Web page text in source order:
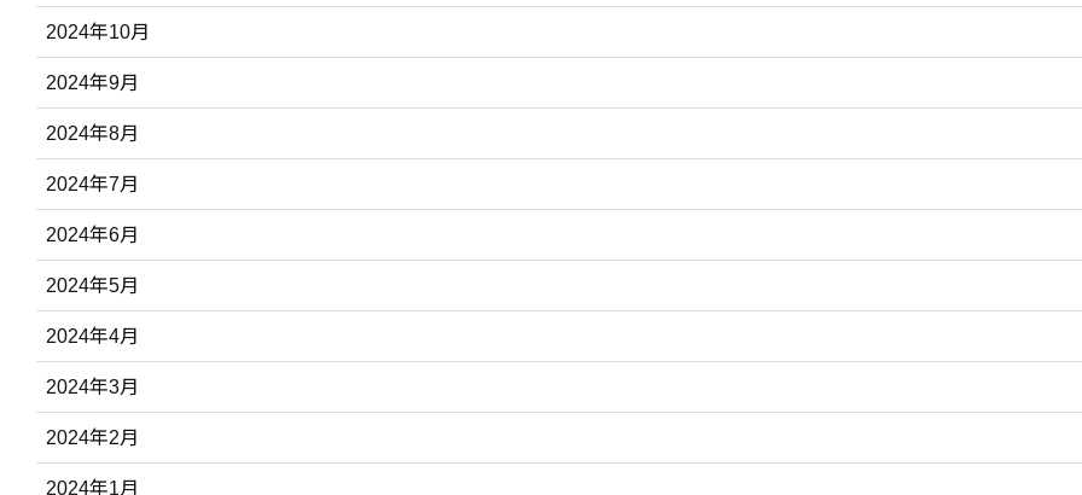
2024年10月
2024年9月
2024年8月
2024年7月
2024年6月
2024年5月
2024年4月
2024年3月
2024年2月
2024年1月